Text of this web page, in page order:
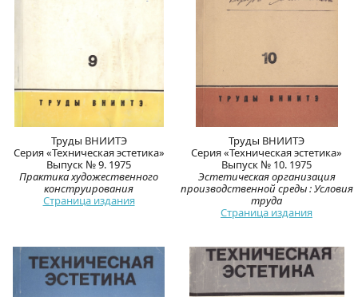
Труды ВНИИТЭ
Серия «Техническая эстетика»
Выпуск № 9. 1975
Практика художественного
конструирования
Страница издания
Труды ВНИИТЭ
Серия «Техническая эстетика»
Выпуск № 10. 1975
Эстетическая организация
производственной среды : Условия
труда
Страница издания